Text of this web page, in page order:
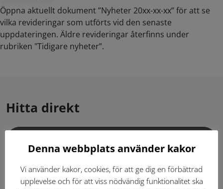
Öppna aktuellt dokument ”Nyheter 20xx-xx-xx” för att se
vilka revideringar som utförts vid den senaste
uppdateringen. Äldre revideringar återfinns under
rubriken "Tidigare nyheter”.
Hitta direkt
Dokumentbibliotek Kontaktlista
Denna webbplats använder kakor
Vi använder kakor, cookies, för att ge dig en förbättrad
upplevelse och för att viss nödvändig funktionalitet ska